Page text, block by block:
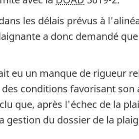
les délais prévus à
a donc demandé
eu un manque de rigueur
conditions favorisant son
que, après l'échec de la
gestion du dossier de la